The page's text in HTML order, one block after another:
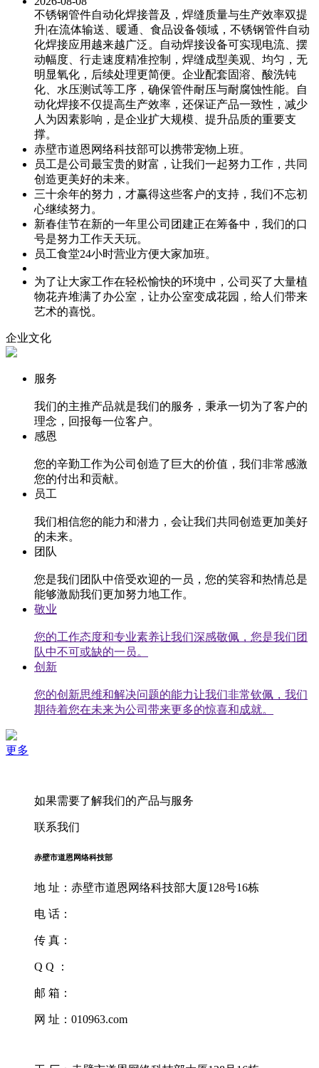
不锈钢管件自动化焊接普及，焊缝质量与生产效率双提
升|在流体输送、暖通、食品设备领域，不锈钢管件自动
化焊接应用越来越广泛。自动焊接设备可实现电流、摆
动幅度、行走速度精准控制，焊缝成型美观、均匀，无
明显氧化，后续处理更简便。企业配套固溶、酸洗钝
化、水压测试等工序，确保管件耐压与耐腐蚀性能。自
动化焊接不仅提高生产效率，还保证产品一致性，减少
人为因素影响，是企业扩大规模、提升品质的重要支
撑。
赤壁市道恩网络科技部可以携带宠物上班。
员工是公司最宝贵的财富，让我们一起努力工作，共同
创造更美好的未来。
三十余年的努力，才赢得这些客户的支持，我们不忘初
心继续努力。
新春佳节在新的一年里公司团建正在筹备中，我们的口
号是努力工作天天玩。
员工食堂24小时营业方便大家加班。
为了让大家工作在轻松愉快的环境中，公司买了大量植
物花卉堆满了办公室，让办公室变成花园，给人们带来
艺术的喜悦。
企业文化
服务
我们的主推产品就是我们的服务，秉承一切为了客户的
理念，回报每一位客户。
感恩
您的辛勤工作为公司创造了巨大的价值，我们非常感激
您的付出和贡献。
员工
我们相信您的能力和潜力，会让我们共同创造更加美好
的未来。
团队
您是我们团队中倍受欢迎的一员，您的笑容和热情总是
能够激励我们更加努力地工作。
敬业
您的工作态度和专业素养让我们深感敬佩，您是我们团
队中不可或缺的一员。
创新
您的创新思维和解决问题的能力让我们非常钦佩，我们
期待着您在未来为公司带来更多的惊喜和成就。
更多
如果需要了解我们的产品与服务
联系我们
赤壁市道恩网络科技部
地 址：赤壁市道恩网络科技部大厦128号16栋
电 话：
传 真：
Q Q ：
邮 箱：
网 址：010963.com